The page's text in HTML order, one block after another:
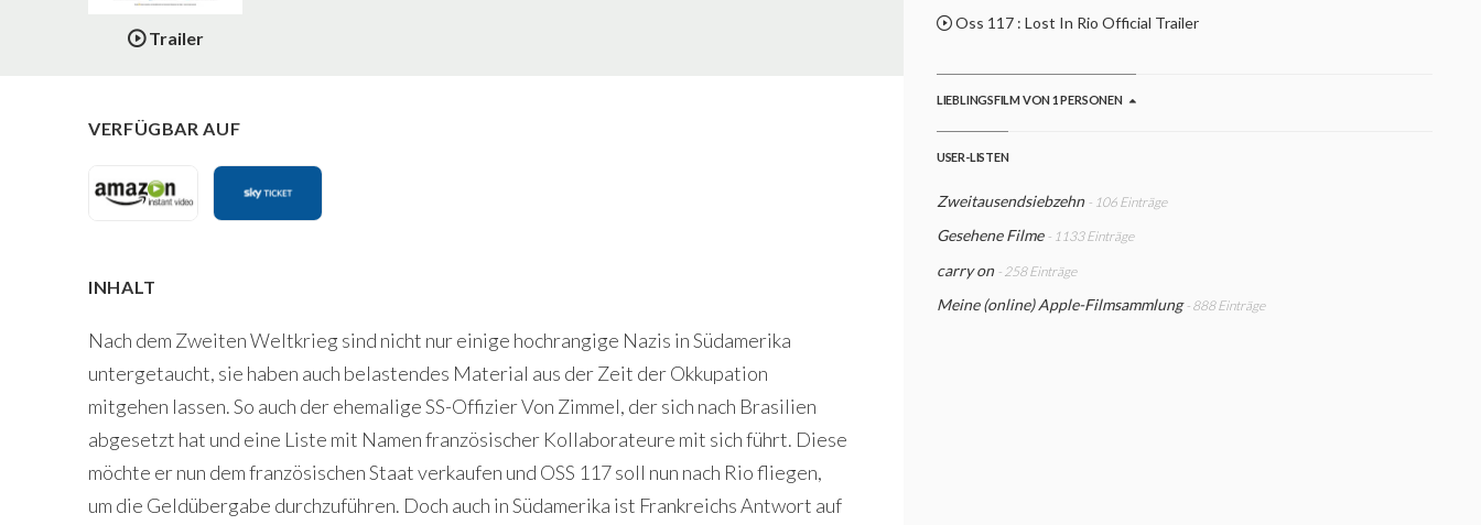
Trailer
VERFÜGBAR AUF
INHALT
Nach dem Zweiten Weltkrieg sind nicht nur einige hochrangige Nazis in Südamerika
untergetaucht, sie haben auch belastendes Material aus der Zeit der Okkupation
mitgehen lassen. So auch der ehemalige SS-Offizier Von Zimmel, der sich nach Brasilien
abgesetzt hat und eine Liste mit Namen französischer Kollaborateure mit sich führt. Diese
möchte er nun dem französischen Staat verkaufen und OSS 117 soll nun nach Rio fliegen,
um die Geldübergabe durchzuführen. Doch auch in Südamerika ist Frankreichs Antwort auf
Oss 117 : Lost In Rio Official Trailer
LIEBLINGSFILM VON 1 PERSONEN
USER-LISTEN
Zweitausendsiebzehn - 106 Einträge
Gesehene Filme - 1133 Einträge
carry on - 258 Einträge
Meine (online) Apple-Filmsammlung - 888 Einträge